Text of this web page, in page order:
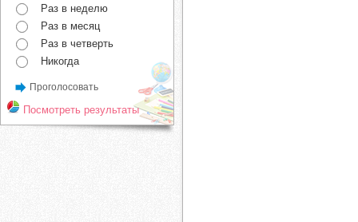
Раз в неделю
Раз в месяц
Раз в четверть
Никогда
Проголосовать
Посмотреть результаты